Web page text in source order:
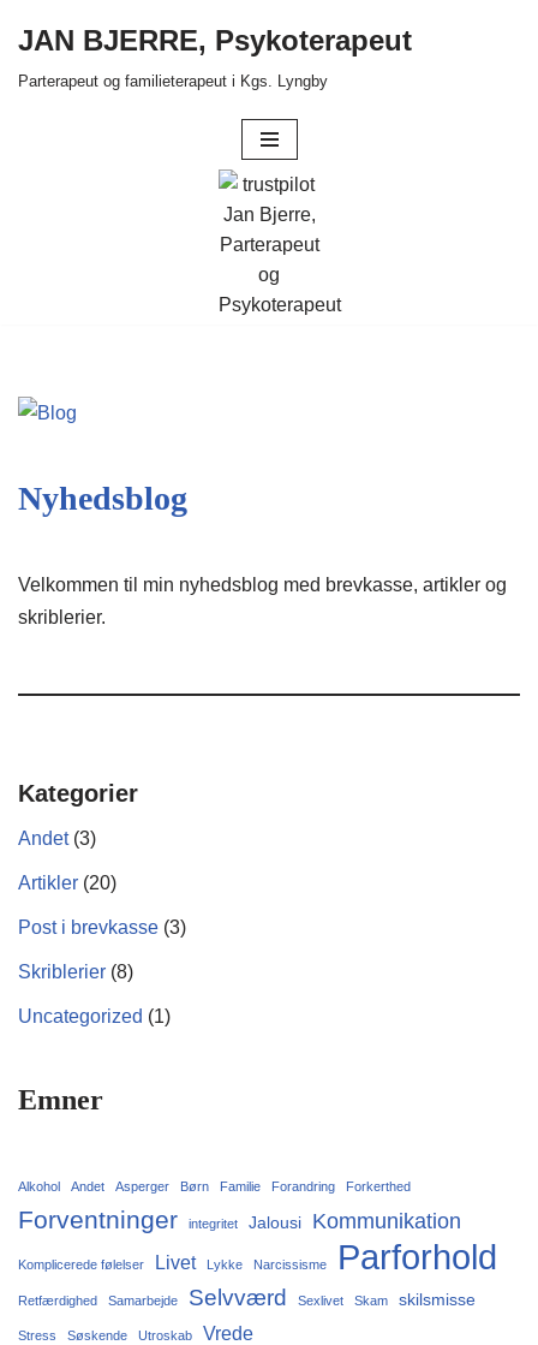
JAN BJERRE, Psykoterapeut
Parterapeut og familieterapeut i Kgs. Lyngby
Nyhedsblog
Velkommen til min nyhedsblog med brevkasse, artikler og
skriblerier.
Kategorier
Andet(3)
Artikler (20)
Post i brevkasse (3)
Skriblerier (8)
Uncategorized (1)
Emner
Alkohol Andet Asperger Børn Familie Forandring Forkerthed
Forventninger integritet Jalousi Kommunikation
Komplicerede følelser Livet Lykke Narcissisme Parforhold
Retfærdighed Samarbejde Selvværd Sexlivet Skam skilsmisse
Stress Søskende Utroskab Vrede